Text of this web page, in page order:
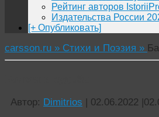
Рейтинг авторов
Издательства России
[+ Опубликовать]
carsson.ru » Стихи и Поэзия »
Автор: Dimitrios | 02.06.2022 |